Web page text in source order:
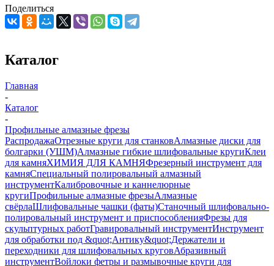
Поделиться
Каталог
Главная
-
Каталог
-
Профильные алмазные фрезы
РаспродажаОтрезные круги для станковАлмазные диски для
болгарки (УШМ)Алмазные гибкие шлифовальные кругиКлеи
для камняХИМИЯ ДЛЯ КАМНЯФрезерный инструмент для
камняСпециальный полировальный алмазный
инструментКалибровочные и каннелюрные
кругиПрофильные алмазные фрезыАлмазные
свёрлаШлифовальные чашки (фаты)Станочный шлифовально-
полировальный инструмент и приспособленияФрезы для
скульптурных работГравировальный инструментИнструмент
для обработки под &quot;Антику&quot;Держатели и
переходники для шлифовальных круговАбразивный
инструментВойлоки фетры и размывочные круги для